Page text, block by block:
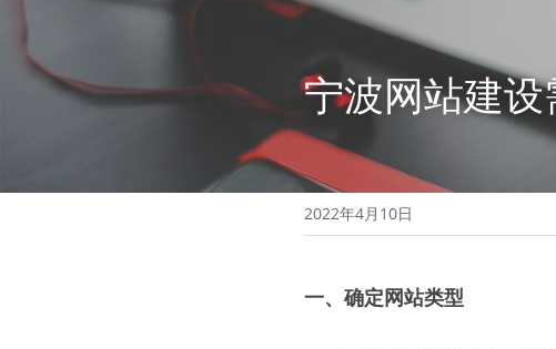
宁波网站建
2022年4月10日
一、确定网站类型